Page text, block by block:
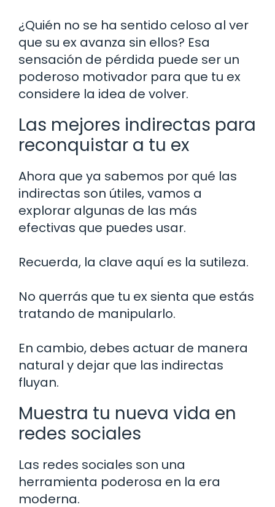
¿Quién no se ha sentido celoso al ver
que su ex avanza sin ellos? Esa
sensación de pérdida puede ser un
poderoso motivador para que tu ex
considere la idea de volver.
Las mejores indirectas para
reconquistar a tu ex
Ahora que ya sabemos por qué las
indirectas son útiles, vamos a
explorar algunas de las más
efectivas que puedes usar.
Recuerda, la clave aquí es la sutileza.
No querrás que tu ex sienta que estás
tratando de manipularlo.
En cambio, debes actuar de manera
natural y dejar que las indirectas
fluyan.
Muestra tu nueva vida en
redes sociales
Las redes sociales son una
herramienta poderosa en la era
moderna.